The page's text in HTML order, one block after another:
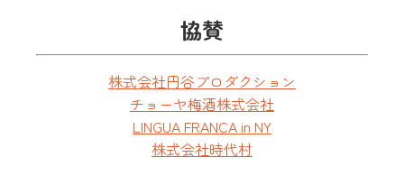
協賛
株式会社円谷プロダクション
チョーヤ梅酒株式会社
LINGUA FRANCA in NY
株式会社時代村